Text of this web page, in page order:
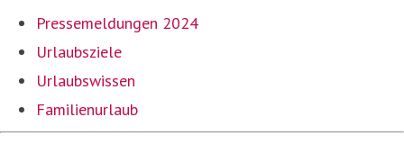
Pressemeldungen 2024
Urlaubsziele
Urlaubswissen
Familienurlaub